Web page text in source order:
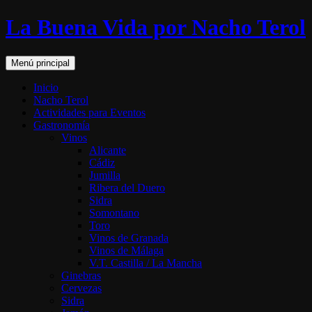
Saltar
al
La Buena Vida por Nacho Terol
Buscar
Menú principal
Inicio
Nacho Terol
Actividades para Eventos
Gastronomía
Vinos
Alicante
Cádiz
Jumilla
Ribera del Duero
Sidra
Somontano
Toro
Vinos de Granada
Vinos de Málaga
V.T. Castilla / La Mancha
Ginebras
Cervezas
Sidra